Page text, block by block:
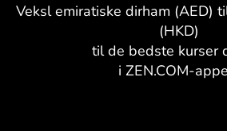
Veksl emiratiske dirham (AED)
(HKD)
til de bedste kurser
i ZEN.COM-